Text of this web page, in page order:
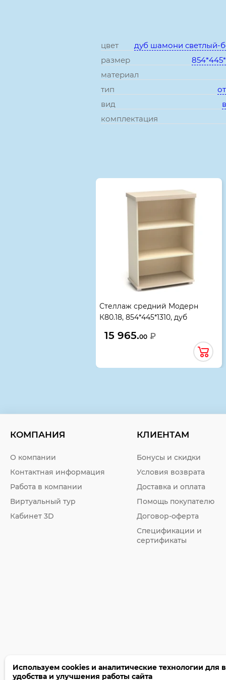
цвет
дуб шамони светлый-
размер
материал
тип
вид
комплектация
Стеллаж средний Модерн
К80.18, 854*445*1310, дуб
15 965.00 ₽
КОМПАНИЯ
О компании
Контактная информация
Работа в компании
Виртуальный тур
Кабинет 3D
КЛИЕНТАМ
Бонусы и скидки
Условия возврата
Доставка и оплата
Помощь покупателю
Договор-оферта
Спецификации и
сертификаты
Используем cookies и аналитические технологии для
удобства и улучшения работы сайта